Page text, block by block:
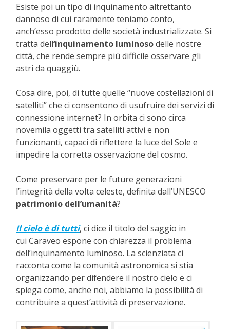
Esiste poi un tipo di inquinamento altrettanto
dannoso di cui raramente teniamo conto,
anch’esso prodotto delle società industrializzate. Si
tratta dell‘inquinamento luminosodelle nostre
città, che rende sempre più difficile osservare gli
astri da quaggiù.
Cosa dire, poi, di tutte quelle “nuove costellazioni di
satelliti” che ci consentono di usufruire dei servizi di
connessione internet? In orbita ci sono circa
novemila oggetti tra satelliti attivi e non
funzionanti, capaci di riflettere la luce del Sole e
impedire la corretta osservazione del cosmo.
Come preservare per le future generazioni
l’integrità della volta celeste, definita dall’UNESCO
patrimonio dell’umanità?
Il cieloè di tutti, ci dice il titolo del saggio in
cui Caraveo espone con chiarezza il problema
dell’inquinamento luminoso. La scienziata ci
racconta come la comunità astronomica si stia
organizzando per difendere il nostro cielo e ci
spiega come, anche noi, abbiamo la possibilità di
contribuire a quest’attività di preservazione.